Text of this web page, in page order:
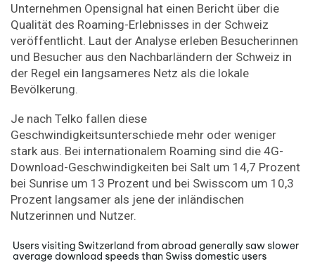
Unternehmen Opensignal hat einen Bericht über die
Qualität des Roaming-Erlebnisses in der Schweiz
veröffentlicht. Laut der Analyse erleben Besucherinnen
und Besucher aus den Nachbarländern der Schweiz in
der Regel ein langsameres Netz als die lokale
Bevölkerung.
Je nach Telko fallen diese
Geschwindigkeitsunterschiede mehr oder weniger
stark aus. Bei internationalem Roaming sind die 4G-
Download-Geschwindigkeiten bei Salt um 14,7 Prozent
bei Sunrise um 13 Prozent und bei Swisscom um 10,3
Prozent langsamer als jene der inländischen
Nutzerinnen und Nutzer.